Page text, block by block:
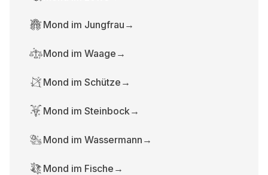
Mond im Jungfrau →
Mond im Waage →
Mond im Schütze →
Mond im Steinbock→
Mond im Wassermann →
Mond im Fische →